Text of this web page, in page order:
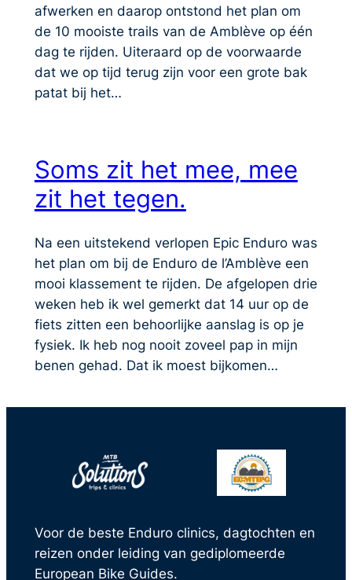
afwerken en daarop ontstond het plan om
de 10 mooiste trails van de Amblève op één
dag te rijden. Uiteraard op de voorwaarde
dat we op tijd terug zijn voor een grote bak
patat bij het…
Soms zit het mee, mee
zit het tegen.
Na een uitstekend verlopen Epic Enduro was
het plan om bij de Enduro de l’Amblève een
mooi klassement te rijden. De afgelopen drie
weken heb ik wel gemerkt dat 14 uur op de
fiets zitten een behoorlijke aanslag is op je
fysiek. Ik heb nog nooit zoveel pap in mijn
benen gehad. Dat ik moest bijkomen…
Voor de beste Enduro clinics, dagtochten en
reizen onder leiding van gediplomeerde
European Bike Guides.